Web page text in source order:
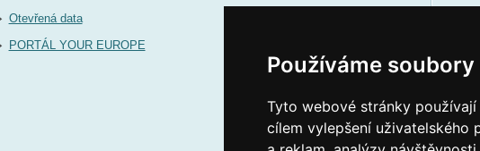
Používáme
Tyto webové stránky
cílem vylepšení uživatelského
Otevřená data
PORTÁL YOUR EUROPE
(více